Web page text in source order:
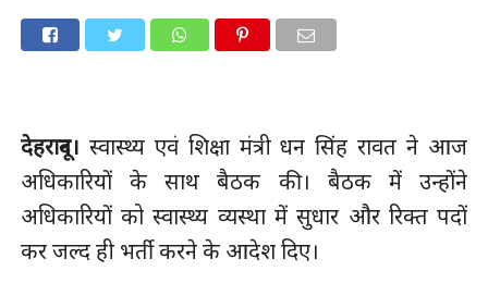
देहरादून। स्वास्थ्य एवं शिक्षा मंत्री धन सिंह रावत ने आज
अधिकारियों के साथ बैठक की। बैठक में उन्होंने
अधिकारियों को स्वास्थ्य व्यस्था में सुधार और रिक्त पदों
कर जल्द ही भर्ती करने के आदेश दिए।